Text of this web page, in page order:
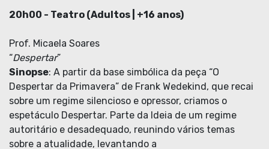
20h00 - Teatro (Adultos | +16 anos)
Prof. Micaela Soares
“Despertar”
Sinopse: A partir da base simbólica da peça “O
Despertar da Primavera” de Frank Wedekind, que recai
sobre um regime silencioso e opressor, criamos o
espetáculo Despertar. Parte da Ideia de um regime
autoritário e desadequado, reunindo vários temas
sobre a atualidade, levantando a